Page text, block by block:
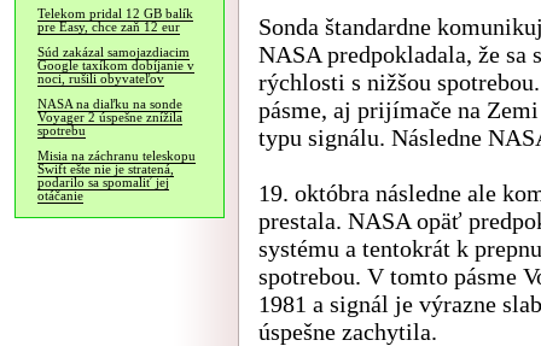
Telekom pridal 12 GB balík
pre Easy, chce zaň 12 eur
Súd zakázal samojazdiacim
Google taxíkom dobíjanie v
noci, rušili obyvateľov
NASA na diaľku na sonde
Voyager 2 úspešne znížila
spotrebu
Misia na záchranu teleskopu
Swift ešte nie je stratená,
podarilo sa spomaliť jej
otáčanie
Sonda štandardne
NASA predpokladala, že sa
rýchlosti s nižšou
pásme, aj prijímače na
typu signálu. Následne
19. októbra následne ale
prestala. NASA opäť
systému a tentokrát k
spotrebou. V tomto pásme
1981 a signál je výrazne
úspešne zachytila.